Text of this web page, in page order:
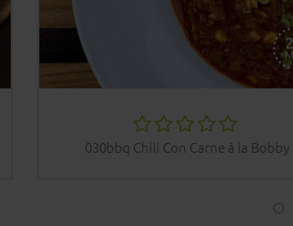
030bbq Chili Con Carne à la Bobby